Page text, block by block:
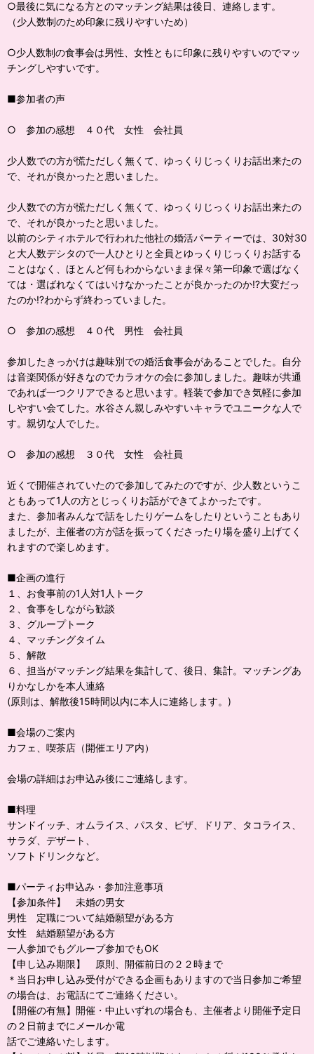
○最後に気になる方とのマッチング結果は後日、連絡します。
（少人数制のため印象に残りやすいため）
○少人数制の食事会は男性、女性ともに印象に残りやすいのでマッ
チングしやすいです。
■参加者の声
○ 参加の感想 ４０代 女性 会社員
少人数での方が慌ただしく無くて、ゆっくりじっくりお話出来たの
で、それが良かったと思いました。
少人数での方が慌ただしく無くて、ゆっくりじっくりお話出来たの
で、それが良かったと思いました。
以前のシティホテルで行われた他社の婚活パーティーでは、30対30
と大人数デシタので一人ひとりと全員とゆっくりじっくりお話する
ことはなく、ほとんど何もわからないまま保々第一印象で選ばなく
ては・選ばれなくてはいけなかったことが良かったのか⁉️大変だっ
たのか⁉️わからず終わっていました。
○ 参加の感想 ４０代 男性 会社員
参加したきっかけは趣味別での婚活食事会があることでした。自分
は音楽関係が好きなのでカラオケの会に参加しました。趣味が共通
であれば一つクリアできると思います。軽装で参加でき気軽に参加
しやすい会てした。水谷さん親しみやすいキャラでユニークな人で
す。親切な人でした。
○ 参加の感想 ３０代 女性 会社員
近くで開催されていたので参加してみたのですが、少人数というこ
ともあって1人の方とじっくりお話ができてよかったです。
また、参加者みんなで話をしたりゲームをしたりということもあり
ましたが、主催者の方が話を振ってくださったり場を盛り上げてく
れますので楽しめます。
■企画の進行
１、お食事前の1人対1人トーク
２、食事をしながら歓談
３、グループトーク
４、マッチングタイム
５、解散
６、担当がマッチング結果を集計して、後日、集計。マッチングあ
りかなしかを本人連絡
(原則は、解散後15時間以内に本人に連絡します。)
■会場のご案内
カフェ、喫茶店（開催エリア内）
会場の詳細はお申込み後にご連絡します。
■料理
サンドイッチ、オムライス、パスタ、ピザ、ドリア、タコライス、
サラダ、デザート、
ソフトドリンクなど。
■パーティお申込み・参加注意事項
【参加条件】 未婚の男女
男性 定職について結婚願望がある方
女性 結婚願望がある方
一人参加でもグループ参加でもOK
【申し込み期限】 原則、開催前日の２２時まで
＊当日お申し込み受付ができる企画もありますので当日参加ご希望
の場合は、お電話にてご連絡ください。
【開催の有無】開催・中止いずれの場合も、主催者より開催予定日
の２日前までにメールか電
話でご連絡いたします。